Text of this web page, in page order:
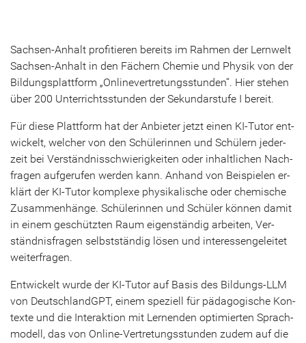
Sachsen-​Anhalt pro­fi­tie­ren be­reits im Rah­men der Lern­welt
Sachsen-​Anhalt in den Fä­chern Che­mie und Phy­sik von der
Bil­dungs­platt­form „On­line­ver­tre­tungs­stun­den“. Hier ste­hen
über 200 Un­ter­richts­stun­den der Se­kun­dar­stu­fe I be­reit.
Für diese Platt­form hat der An­bie­ter jetzt einen KI-​Tutor ent­
wi­ckelt, wel­cher von den Schü­le­rin­nen und Schü­lern je­der­
zeit bei Ver­ständ­nis­schwie­rig­kei­ten oder in­halt­li­chen Nach­
fra­gen auf­ge­ru­fen wer­den kann. An­hand von Bei­spie­len er­
klärt der KI-​Tutor kom­ple­xe phy­si­ka­li­sche oder che­mi­sche
Zu­sam­men­hän­ge. Schü­le­rin­nen und Schü­ler kön­nen damit
in einem ge­schütz­ten Raum ei­gen­stän­dig ar­bei­ten, Ver­
ständ­nis­fra­gen selbst­stän­dig lösen und in­ter­es­sen­ge­lei­tet
wei­ter­fra­gen.
Ent­wi­ckelt wurde der KI-​Tutor auf Basis des Bildungs-​LLM
von Deutsch­landGPT, einem spe­zi­ell für päd­ago­gi­sche Kon­
tex­te und die In­ter­ak­ti­on mit Ler­nen­den op­ti­mier­ten Sprach­
mo­dell, das von Online-​Vertretungsstunden zudem auf die